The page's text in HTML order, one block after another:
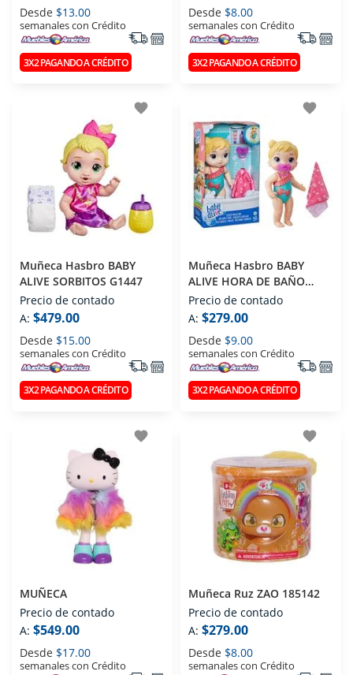
Desde $13.00
semanales con Crédito
3X2 PAGANDO A CRÉDITO
Desde $8.00
semanales con Crédito
3X2 PAGANDO A CRÉDITO
favorite
Muñeca Hasbro BABY
ALIVE SORBITOS G1447
Precio de contado
A: $479.00
Desde $15.00
semanales con Crédito
3X2 PAGANDO A CRÉDITO
favorite
Muñeca Hasbro BABY
ALIVE HORA DE BAÑO
E8716
Precio de contado
A: $279.00
Desde $9.00
semanales con Crédito
3X2 PAGANDO A CRÉDITO
favorite
MUÑECA
Precio de contado
A: $549.00
Desde $17.00
semanales con Crédito
favorite
Muñeca Ruz ZAO 185142
Precio de contado
A: $279.00
Desde $8.00
semanales con Crédito